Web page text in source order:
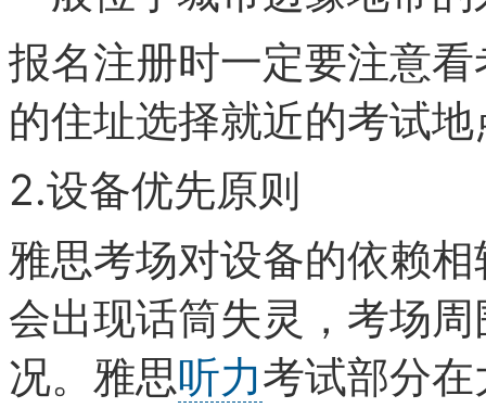
报名注册时一定要注意
的住址选择就近的考试
2.设备优先原则
雅思考场对设备的依赖相
会出现话筒失灵，考场
况。雅思听力考试部分